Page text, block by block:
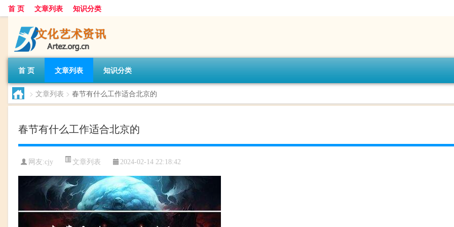
首 页 文章列表 知识分类
首 页 文章列表 知识分类
> 文章列表 > 春节有什么工作适合北京的
春节有什么工作适合北京的
网友:cjy 文章列表 2024-02-14 22:18:42